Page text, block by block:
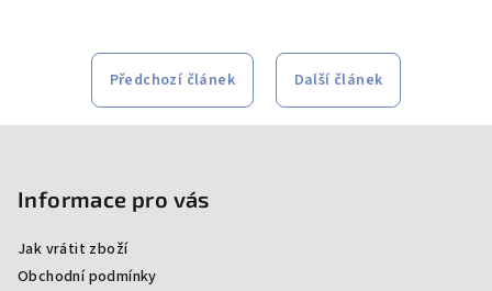
Předchozí článek Další článek
Informace pro vás
Jak vrátit zboží
Obchodní podmínky